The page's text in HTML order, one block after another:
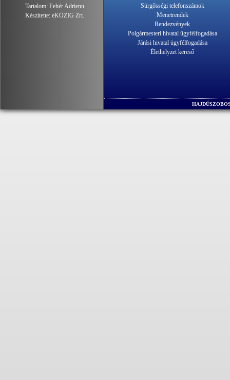
Tartalom: Fehér Adrienn
Készítette: eKÖZIG Zrt.
Sürgősségi telefonszámok
Menetrendek
Rendezvények
Polgármesteri hivatal ügyfélfogadása
Járási hivatal ügyfélfogadása
Élethelyzet kereső